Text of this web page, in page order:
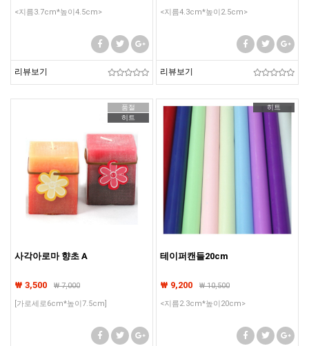
<지름3.7cm*높이4.5cm>
리뷰보기
<지름4.3cm*높이2.5cm>
리뷰보기
품절
히트
사각아로마 향초 A
₩ 3,500 ₩7,000
[가로세로6cm*높이7.5cm]
히트
테이퍼캔들20cm
₩ 9,200 ₩10,500
<지름2.3cm*높이20cm>